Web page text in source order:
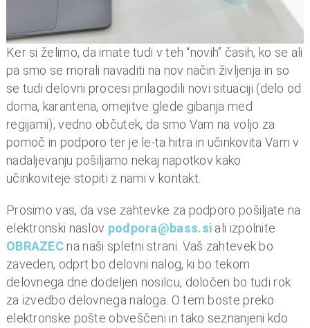
o
b
r
a
č
u
n
,
k
m
u
n
l
Ker si želimo, da imate tudi v teh “novih” časih, ko se ali
pa smo se morali navaditi na nov način življenja in so
se tudi delovni procesi prilagodili novi situaciji (delo od
doma, karantena, omejitve glede gibanja med
regijami), vedno občutek, da smo Vam na voljo za
pomoč in podporo ter je le-ta hitra in učinkovita Vam v
nadaljevanju pošiljamo nekaj napotkov kako
učinkoviteje stopiti z nami v kontakt.
Prosimo vas, da vse zahtevke za podporo pošiljate na
elektronski naslov podpora@bass.si ali izpolnite
OBRAZEC na naši spletni strani. Vaš zahtevek bo
zaveden, odprt bo delovni nalog, ki bo tekom
delovnega dne dodeljen nosilcu, določen bo tudi rok
za izvedbo delovnega naloga. O tem boste preko
elektronske pošte obveščeni in tako seznanjeni kdo